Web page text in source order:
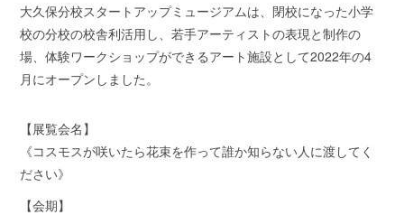
大久保分校スタートアップミュージアムは、閉校になった小学
校の分校の校舎利活用し、若手アーティストの表現と制作の
場、体験ワークショップができるアート施設として2022年の4
月にオープンしました。
【展覧会名】
《コスモスが咲いたら花束を作って誰か知らない人に渡してく
ださい》
【会期】